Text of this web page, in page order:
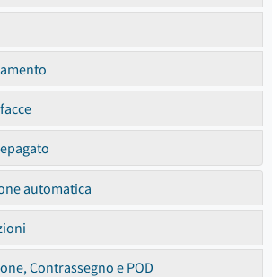
automatica
Contrassegno e POD